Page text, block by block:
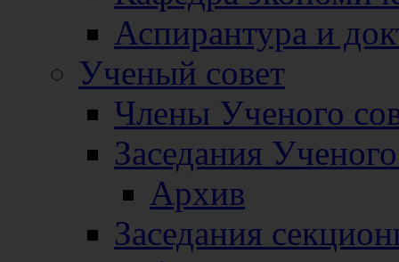
Аспирантура и
Ученый совет
Члены Ученого
Заседания
Архив
Заседания